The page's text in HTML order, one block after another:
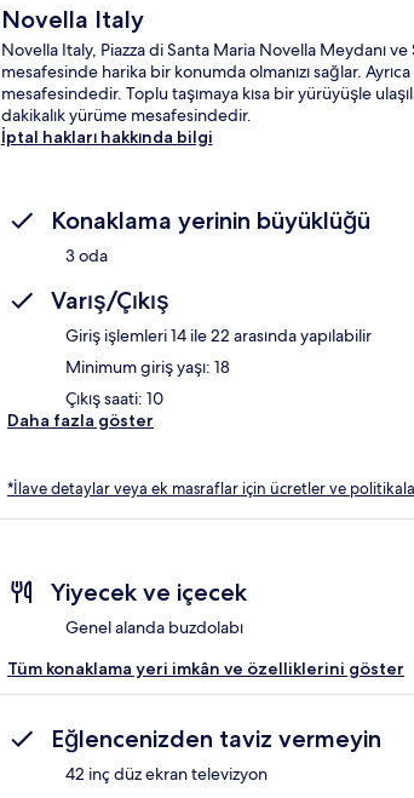
Novella Italy
Novella Italy, Piazza di Santa Maria Novella Meydanı
mesafesinde harika bir konumda olmanızı sağlar.
mesafesindedir. Toplu taşımaya kısa bir yürüyüşle
dakikalık yürüme mesafesindedir.
İptal hakları hakkında bilgi
Konaklama yerinin büyüklüğü
3 oda
Varış/Çıkış
Giriş işlemleri 14 ile 22 arasında yapılabilir
Minimum giriş yaşı: 18
Çıkış saati: 10
Daha fazla göster
*İlave detaylar veya ek masraflar için ücretler ve
Yiyecek ve içecek
Genel alanda buzdolabı
Tüm konaklama yeri imkân ve özelliklerini göster
Eğlencenizden taviz vermeyin
42 inç düz ekran televizyon